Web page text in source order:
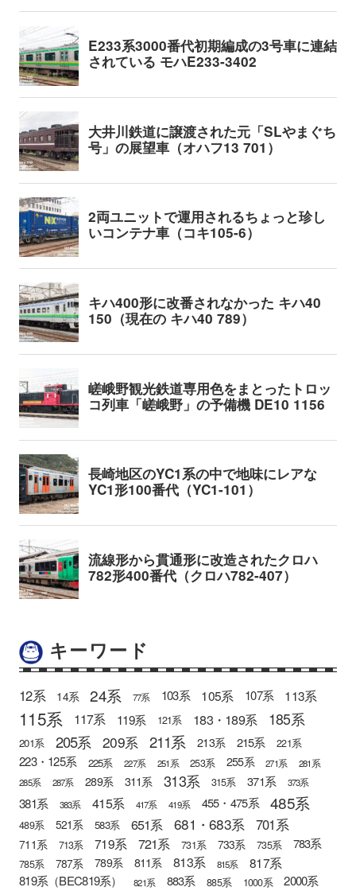
キーワード
12系 14系 24系 77系 103系 105系 107系 113系
115系 117系 119系 121系 183・189系 185系
201系 205系 209系 211系 213系 215系 221系
223・125系 225系 227系 251系 253系 255系 271系
281系
285系
287系 289系 311系 313系 315系 371系 373系
381系 383系 415系 417系 419系 455・475系 485系
489系 521系 583系 651系 681・683系 701系
711系 713系 719系 721系 731系 733系 735系 783系
785系 787系 789系 811系 813系 815系 817系
819系（BEC819系） 821系 883系 885系 1000系 2000系